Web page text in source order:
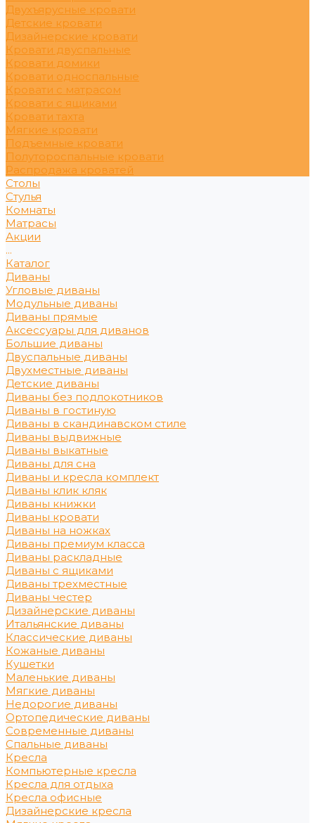
Двухъярусные кровати
Детские кровати
Дизайнерские кровати
Кровати двуспальные
Кровати домики
Кровати односпальные
Кровати с матрасом
Кровати с ящиками
Кровати тахта
Мягкие кровати
Подъемные кровати
Полутороспальные кровати
Распродажа кроватей
Столы
Стулья
Комнаты
Матрасы
Акции
...
Каталог
Диваны
Угловые диваны
Модульные диваны
Диваны прямые
Аксессуары для диванов
Большие диваны
Двуспальные диваны
Двухместные диваны
Детские диваны
Диваны без подлокотников
Диваны в гостиную
Диваны в скандинавском стиле
Диваны выдвижные
Диваны выкатные
Диваны для сна
Диваны и кресла комплект
Диваны клик кляк
Диваны книжки
Диваны кровати
Диваны на ножках
Диваны премиум класса
Диваны раскладные
Диваны с ящиками
Диваны трехместные
Диваны честер
Дизайнерские диваны
Итальянские диваны
Классические диваны
Кожаные диваны
Кушетки
Маленькие диваны
Мягкие диваны
Недорогие диваны
Ортопедические диваны
Современные диваны
Спальные диваны
Кресла
Компьютерные кресла
Кресла для отдыха
Кресла офисные
Дизайнерские кресла